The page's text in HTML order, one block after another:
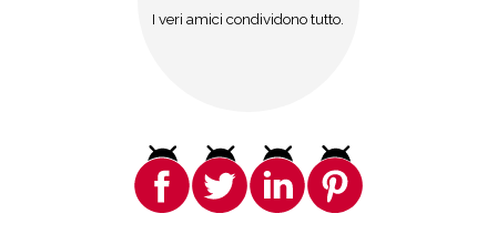
I veri amici condividono tutto.